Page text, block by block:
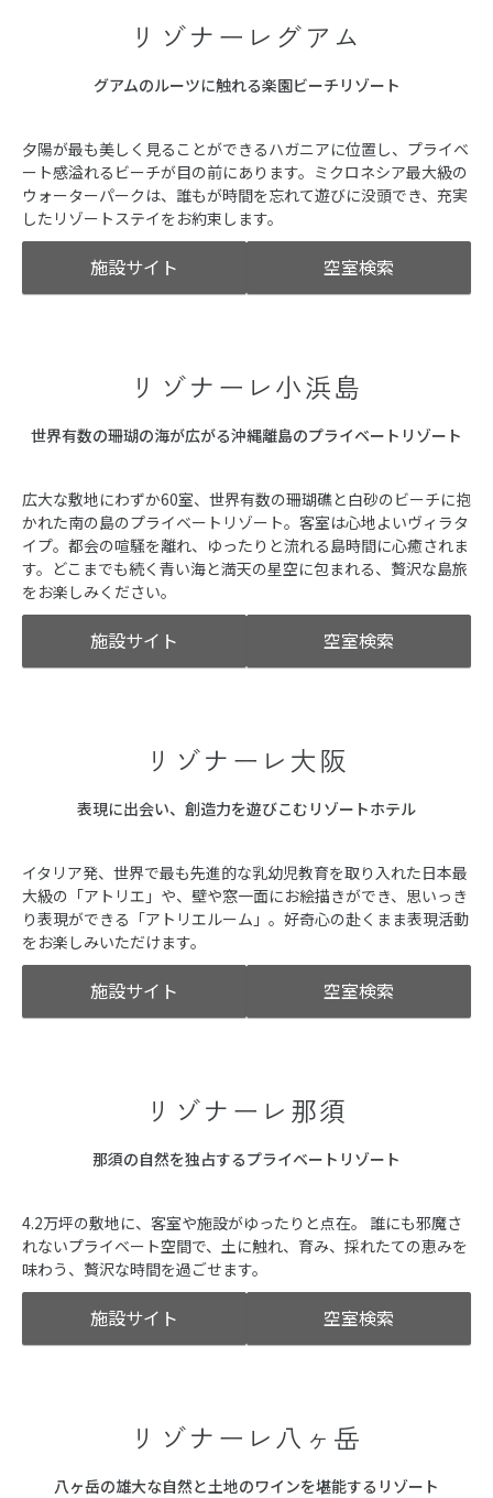
リゾナーレグアム
グアムのルーツに触れる楽園ビーチリゾート
夕陽が最も美しく見ることができるハガニアに位置し、プライベ
ート感溢れるビーチが目の前にあります。ミクロネシア最大級の
ウォーターパークは、誰もが時間を忘れて遊びに没頭でき、充実
したリゾートステイをお約束します。
施設サイト 空室検索
リゾナーレ小浜島
世界有数の珊瑚の海が広がる沖縄離島のプライベートリゾート
広大な敷地にわずか60室、世界有数の珊瑚礁と白砂のビーチに抱
かれた南の島のプライベートリゾート。客室は心地よいヴィラタ
イプ。都会の喧騒を離れ、ゆったりと流れる島時間に心癒されま
す。どこまでも続く青い海と満天の星空に包まれる、贅沢な島旅
をお楽しみください。
施設サイト 空室検索
リゾナーレ大阪
表現に出会い、創造力を遊びこむリゾートホテル
イタリア発、世界で最も先進的な乳幼児教育を取り入れた日本最
大級の「アトリエ」や、壁や窓一面にお絵描きができ、思いっき
り表現ができる「アトリエルーム」。好奇心の赴くまま表現活動
をお楽しみいただけます。
施設サイト 空室検索
リゾナーレ那須
那須の自然を独占するプライベートリゾート
4.2万坪の敷地に、客室や施設がゆったりと点在。 誰にも邪魔さ
れないプライベート空間で、土に触れ、育み、採れたての恵みを
味わう、贅沢な時間を過ごせます。
施設サイト 空室検索
リゾナーレ八ヶ岳
八ヶ岳の雄大な自然と土地のワインを堪能するリゾート